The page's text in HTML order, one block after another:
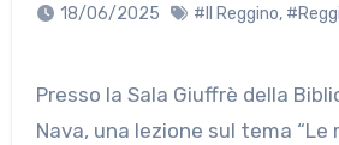
18/06/2025 #Il Reggino,
Presso la Sala Giuffrè della Biblioteca Pietro De
Nava, una lezione sul tema “Le